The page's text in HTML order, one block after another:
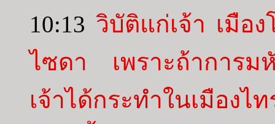
10:13 วิบัติแก่เจ้า เมือ
ไซดา เพราะถ้าการม
เจ้าได้กระทำในเมือ